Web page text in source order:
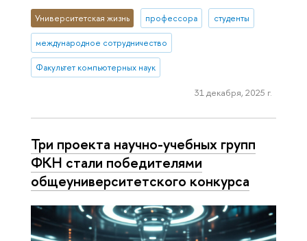
Университетская жизнь профессора студенты
международное сотрудничество
Факультет компьютерных наук
31 декабря, 2025 г.
Три проекта научно-учебных групп
ФКН стали победителями
общеуниверситетского конкурса